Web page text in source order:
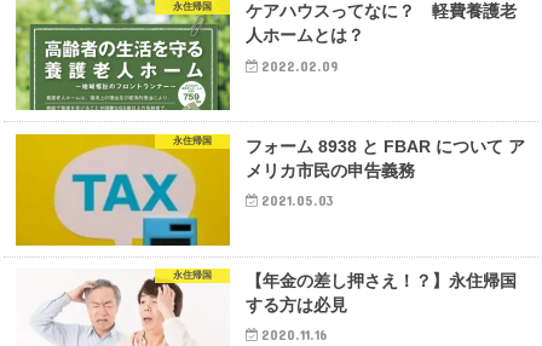
永住帰国
ケアハウスってなに？ 軽費養護老
人ホームとは？
2022.02.09
永住帰国
フォーム 8938 と FBAR について ア
メリカ市民の申告義務
2021.05.03
永住帰国
【年金の差し押さえ！？】永住帰国
する方は必見
2020.11.16